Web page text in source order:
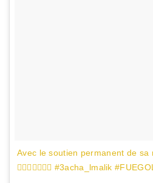
Avec le soutien permanent de sa
✊🏾🔥✊🏾🇲🇦 #3acha_lmalik